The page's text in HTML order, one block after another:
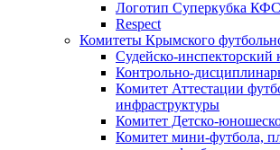
Логотип Суперкубка КФС
Respect
Комитеты Крымского
Судейско-инспекторский
Контрольно-
Комитет Аттестации
инфраструктуры
Комитет Детско-
Комитет мини-футбола,